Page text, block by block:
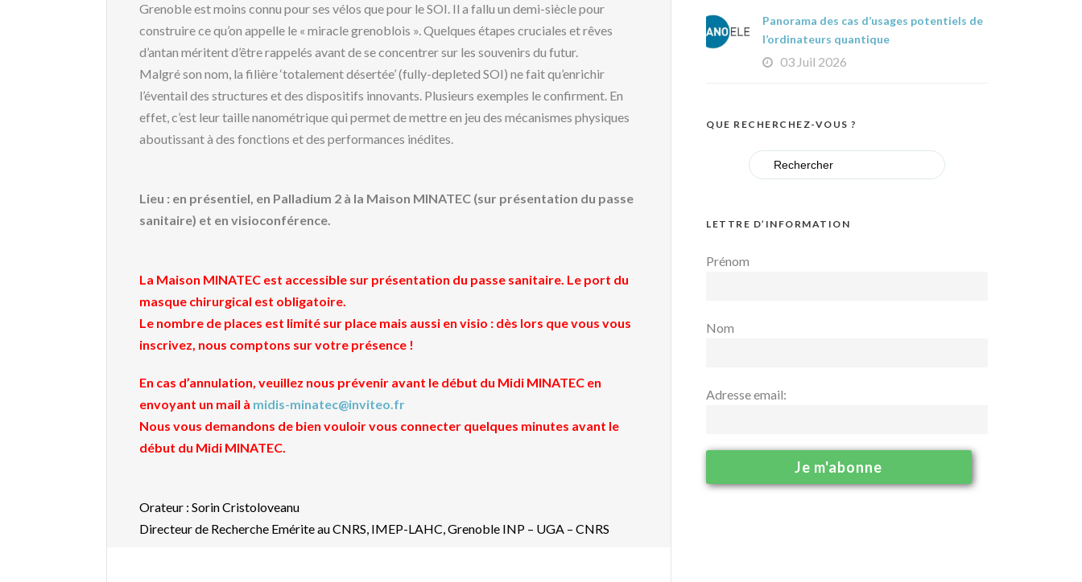
Grenoble est moins connu pour ses vélos que pour le SOI. Il a fallu un demi-siècle pour
construire ce qu’on appelle le « miracle grenoblois ». Quelques étapes cruciales et rêves
d’antan méritent d’être rappelés avant de se concentrer sur les souvenirs du futur.
Malgré son nom, la filière ‘totalement désertée’ (fully-depleted SOI) ne fait qu’enrichir
l’éventail des structures et des dispositifs innovants. Plusieurs exemples le confirment. En
effet, c’est leur taille nanométrique qui permet de mettre en jeu des mécanismes physiques
aboutissant à des fonctions et des performances inédites.
Lieu : en présentiel, en Palladium 2 à la Maison MINATEC (sur présentation du passe
sanitaire) et en visioconférence.
La Maison MINATEC est accessible sur présentation du passe sanitaire. Le port du
masque chirurgical est obligatoire.
Le nombre de places est limité sur place mais aussi en visio : dès lors que vous vous
inscrivez, nous comptons sur votre présence !
En cas d’annulation, veuillez nous prévenir avant le début du Midi MINATEC en
envoyant un mail à midis-minatec@inviteo.fr
Nous vous demandons de bien vouloir vous connecter quelques minutes avant le
début du Midi MINATEC.
Orateur : Sorin Cristoloveanu
Directeur de Recherche Emérite au CNRS, IMEP-LAHC, Grenoble INP – UGA – CNRS
Panorama des cas d’usages potentiels de
l’ordinateurs quantique
03 Juil 2026
QUE RECHERCHEZ-VOUS ?
Search
for:
LETTRE D’INFORMATION
Prénom
Nom
Adresse email: